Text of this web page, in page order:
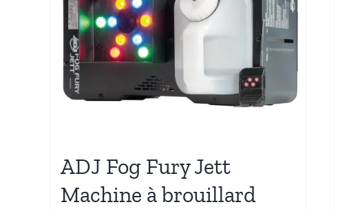
ADJ Fog Fury Jett
Machine à brouillard